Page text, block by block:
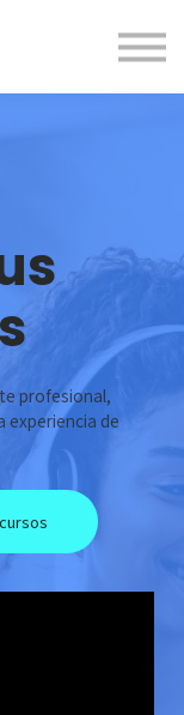
profesional,
experiencia de